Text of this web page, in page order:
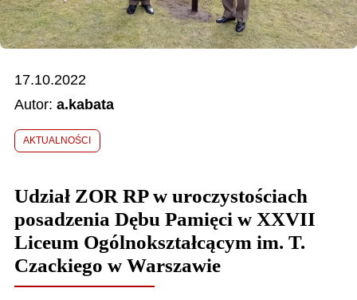
WŁADZE
RELACJE FILMOWE
KONKURSY
17.10.2022
Autor: a.kabata
AKTUALNOŚCI
Udział ZOR RP w uroczystościach
posadzenia Dębu Pamięci w XXVII
Liceum Ogólnokształcącym im. T.
Czackiego w Warszawie